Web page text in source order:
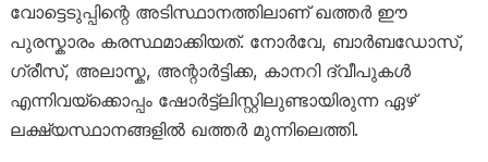
വോട്ടെടുപ്പിന്റെ അടിസ്ഥാനത്തിലാണ് ഖത്തർ ഈ
പുരസ്കാരം കരസ്ഥമാക്കിയത്. നോർവേ, ബാർബഡോസ്,
ഗ്രീസ്, അലാസ്ക, അന്റാർട്ടിക്ക, കാനറി ദ്വീപുകൾ
എന്നിവയ്‌ക്കൊപ്പം ഷോർട്ട്‌ലിസ്റ്റിലുണ്ടായിരുന്ന ഏഴ്
ലക്ഷ്യസ്ഥാനങ്ങളിൽ ഖത്തർ മുന്നിലെത്തി.